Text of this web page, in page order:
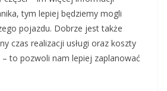
tym lepiej będziemy mogli
pojazdu. Dobrze jest także
czas realizacji usługi oraz koszty
– to pozwoli nam lepiej zaplanować